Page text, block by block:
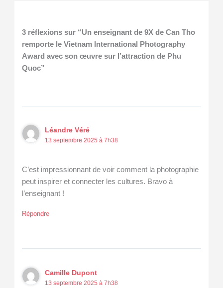
3 réflexions sur “Un enseignant de 9X de Can Tho
remporte le Vietnam International Photography
Award avec son œuvre sur l’attraction de Phu
Quoc”
Léandre Véré
13 septembre 2025 à 7h38
C’est impressionnant de voir comment la photographie
peut inspirer et connecter les cultures. Bravo à
l’enseignant !
Répondre
Camille Dupont
13 septembre 2025 à 7h38